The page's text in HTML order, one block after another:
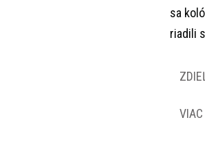
sa
riadili